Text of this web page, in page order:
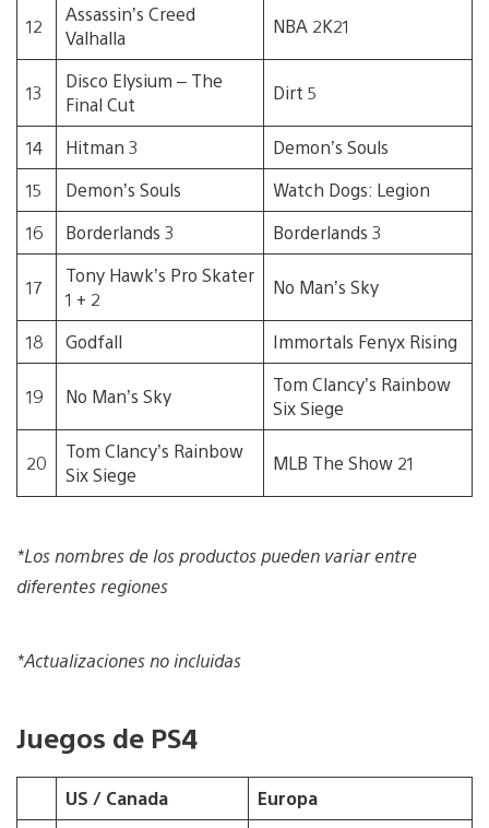
12
Assassin’s Creed
Valhalla
NBA 2K21
13
Disco Elysium – The
Final Cut
Dirt 5
14 Hitman 3
Demon’s Souls
15
Demon’s Souls
Watch Dogs: Legion
16
Borderlands 3 Borderlands 3
17
Tony Hawk’s Pro Skater
1 + 2
No Man’s Sky
18 Godfall Immortals Fenyx Rising
19 No Man’s Sky
Tom Clancy’s Rainbow
Six Siege
20
Tom Clancy’s Rainbow
Six Siege
MLB The Show 21
*Los nombres de los productos pueden variar entre
diferentes regiones
*Actualizaciones no incluidas
Juegos de PS4
US / Canada
Europa